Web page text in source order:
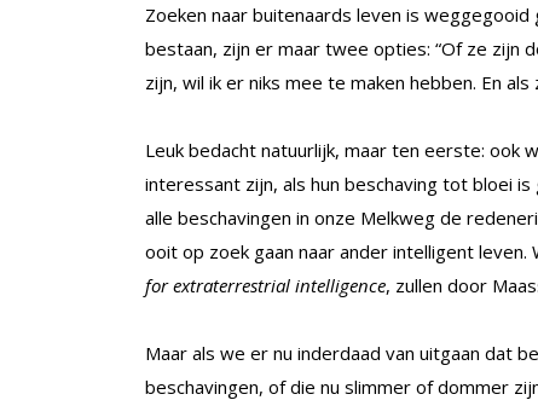
Zoeken naar buitenaards leven is
bestaan, zijn er maar twee opties: “Of ze zijn
zijn, wil ik er niks mee te maken hebben. En
Leuk bedacht natuurlijk, maar ten eerste: ook
interessant zijn, als hun beschaving tot bloei
alle beschavingen in onze Melkweg de
ooit op zoek gaan naar ander intelligent
for extraterrestrial intelligence, zullen door
Maar als we er nu inderdaad van uitgaan dat
beschavingen, of die nu slimmer of dommer